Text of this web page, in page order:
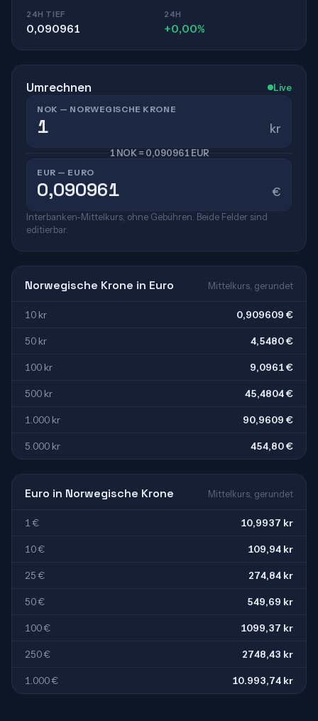
24H TIEF
0,090961
24H
+0,00%
Umrechnen Live
NOK — NORWEGISCHE KRONE
kr
1 NOK = 0,090961 EUR
EUR — EURO
€
Interbanken-Mittelkurs, ohne Gebühren. Beide Felder sind
editierbar.
Norwegische Krone in Euro Mittelkurs, gerundet
10 kr 0,909609 €
50 kr 4,5480 €
100 kr 9,0961 €
500 kr 45,4804 €
1.000 kr 90,9609 €
5.000 kr 454,80 €
Euro in Norwegische Krone Mittelkurs, gerundet
1 € 10,9937 kr
10 € 109,94 kr
25 € 274,84 kr
50 € 549,69 kr
100 € 1099,37 kr
250 € 2748,43 kr
1.000 € 10.993,74 kr